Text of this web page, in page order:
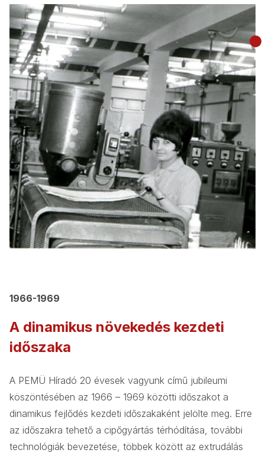
1966-1969
A dinamikus növekedés kezdeti
időszaka
A PEMÜ Híradó 20 évesek vagyunk című jubileumi
köszöntésében az 1966 – 1969 közötti időszakot a
dinamikus fejlődés kezdeti időszakaként jelölte meg. Erre
az időszakra tehető a cipőgyártás térhódítása, további
technológiák bevezetése, többek között az extrudálás